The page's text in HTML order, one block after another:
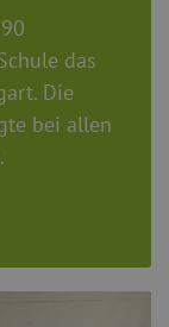
das
Die
bei allen